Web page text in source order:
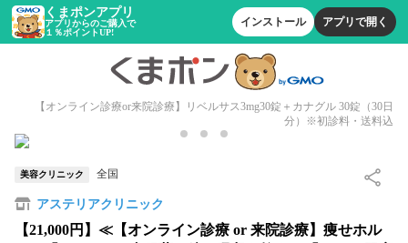
くまポンアプリ
アプリからのご購入で
１％ポイントUP!
インストール アプリで開く
【オンライン診療or来院診療】リベルサス3mg30錠＋カナグル 30錠（30日
分）※初診料・送料込
美容クリニック 全国
アステリアクリニック
【21,000円】≪【オンライン診療 or 来院診療】痩せホル